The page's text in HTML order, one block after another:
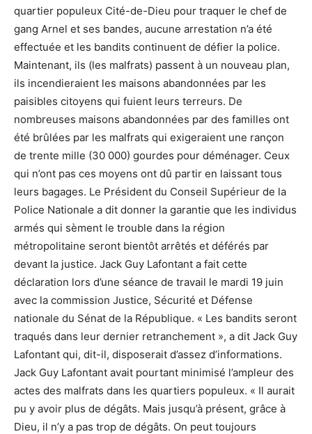
quartier populeux Cité-de-Dieu pour traquer le chef de
gang Arnel et ses bandes, aucune arrestation n’a été
effectuée et les bandits continuent de défier la police.
Maintenant, ils (les malfrats) passent à un nouveau plan,
ils incendieraient les maisons abandonnées par les
paisibles citoyens qui fuient leurs terreurs. De
nombreuses maisons abandonnées par des familles ont
été brûlées par les malfrats qui exigeraient une rançon
de trente mille (30 000) gourdes pour déménager. Ceux
qui n’ont pas ces moyens ont dû partir en laissant tous
leurs bagages. Le Président du Conseil Supérieur de la
Police Nationale a dit donner la garantie que les individus
armés qui sèment le trouble dans la région
métropolitaine seront bientôt arrêtés et déférés par
devant la justice. Jack Guy Lafontant a fait cette
déclaration lors d’une séance de travail le mardi 19 juin
avec la commission Justice, Sécurité et Défense
nationale du Sénat de la République. « Les bandits seront
traqués dans leur dernier retranchement », a dit Jack Guy
Lafontant qui, dit-il, disposerait d’assez d’informations.
Jack Guy Lafontant avait pourtant minimisé l’ampleur des
actes des malfrats dans les quartiers populeux. « Il aurait
pu y avoir plus de dégâts. Mais jusqu’à présent, grâce à
Dieu, il n’y a pas trop de dégâts. On peut toujours